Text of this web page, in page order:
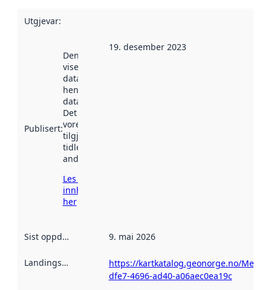
Utgjevar:
Publisert:
Denne datoen
viser når
datasettet vart
henta inn av
data.norge.no.
Det kan ha
vore
tilgjengeleg
tidlegare
andre stader.
Les meir om
innhenting
her
19. desember 2023
Sist oppdatert 9. mai 2026
Landingsside
https://kartkatalog.geonorge.no/
dfe7-4696-ad40-a06aec0ea19c